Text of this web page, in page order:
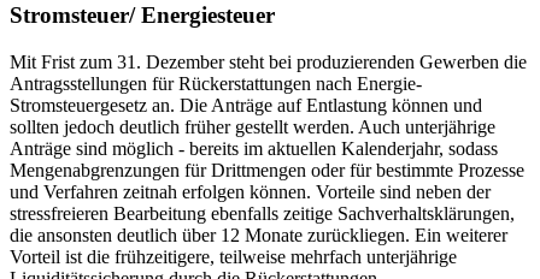
Stromsteuer/ Energiesteuer
Mit Frist zum 31. Dezember steht bei produzierenden Gewerben die
Antragsstellungen für Rückerstattungen nach Energie-
Stromsteuergesetz an. Die Anträge auf Entlastung können und
sollten jedoch deutlich früher gestellt werden. Auch unterjährige
Anträge sind möglich - bereits im aktuellen Kalenderjahr, sodass
Mengenabgrenzungen für Drittmengen oder für bestimmte Prozesse
und Verfahren zeitnah erfolgen können. Vorteile sind neben der
stressfreieren Bearbeitung ebenfalls zeitige Sachverhaltsklärungen,
die ansonsten deutlich über 12 Monate zurückliegen. Ein weiterer
Vorteil ist die frühzeitigere, teilweise mehrfach unterjährige